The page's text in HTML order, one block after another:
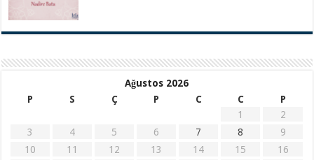
Ağustos 2026
P
S Ç P C C
P
1
2
3
4 5 6 7 8
9
10
11 12 13 14 15
16